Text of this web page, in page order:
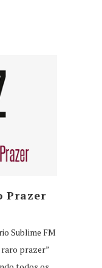
Prazer
Sublime FM
prazer”